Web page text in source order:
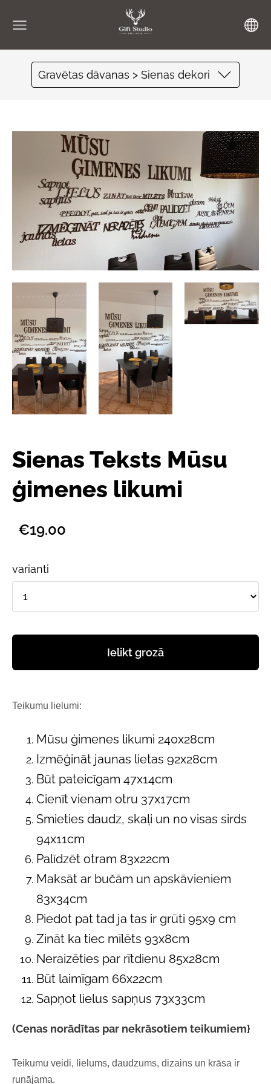
Gravētas dāvanas > Sienas dekori
Sienas Teksts Mūsu
ģimenes likumi
€19.00
varianti
Ielikt grozā
Teikumu lielumi:
Mūsu ģimenes likumi 240x28cm
Izmēģināt jaunas lietas 92x28cm
Būt pateicīgam 47x14cm
Cienīt vienam otru 37x17cm
Smieties daudz, skaļi un no visas sirds
94x11cm
Palīdzēt otram 83x22cm
Maksāt ar bučām un apskāvieniem
83x34cm
Piedot pat tad ja tas ir grūti 95x9 cm
Zināt ka tiec mīlēts 93x8cm
Neraizēties par rītdienu 85x28cm
Būt laimīgam 66x22cm
Sapņot lielus sapņus 73x33cm
(Cenas norādītas par nekrāsotiem teikumiem}
Teikumu veidi, lielums, daudzums, dizains un krāsa ir
runājama.